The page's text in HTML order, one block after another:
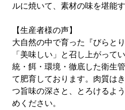
ルに焼いて、素材の味を堪能
【生産者様の声】
大自然の中で育った『びらと
「美味しい」と召し上がって
統・餌・環境・徹底した衛生
て肥育しております。肉質は
つ旨味の深さと、とろけるよ
めください。